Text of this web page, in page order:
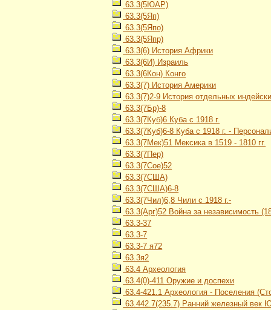
63.3(5ЮАР)
63.3(5Яп)
63.3(5Япо)
63.3(5Япр)
63.3(6) История Африки
63.3(6И) Израиль
63.3(6Кон) Конго
63.3(7) История Америки
63.3(7)2-9 История отдельных
63.3(7Бр)-8
63.3(7Куб)6 Куба с 1918 г.
63.3(7Куб)6-8 Куба с 1918 г. -
63.3(7Мек)51 Мексика в 1519 - 1810 гг.
63.3(7Пер)
63.3(7Сое)52
63.3(7США)
63.3(7США)6-8
63.3(7Чил)6,8 Чили с 1918 г.-
63.3(Арг)52 Война за независимость
63.3-37
63.3-7
63.3-7 я72
63.3я2
63.4 Археология
63.4(0)-411 Оружие и доспехи
63.4-421.1 Археология - Поселения
63.442.7(235.7) Ранний железный век